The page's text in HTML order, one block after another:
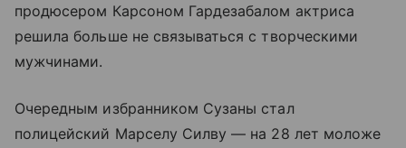
продюсером Карсоном Гардезабалом актриса
решила больше не связываться с творческими
мужчинами.
Очередным избранником Сузаны стал
полицейский Марселу Силву — на 28 лет моложе